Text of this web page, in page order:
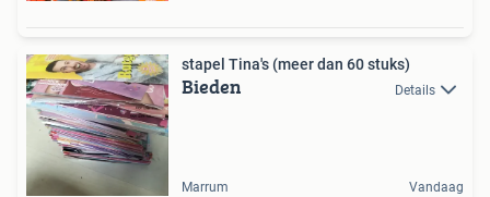
stapel Tina's (meer dan 60 stuks)
Bieden Details
Marrum Vandaag